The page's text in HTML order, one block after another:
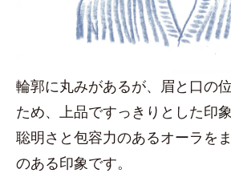
輪郭に丸みがあるが、眉と口の
ため、上品ですっきりとした印
聡明さと包容力のあるオーラを
のある印象です。